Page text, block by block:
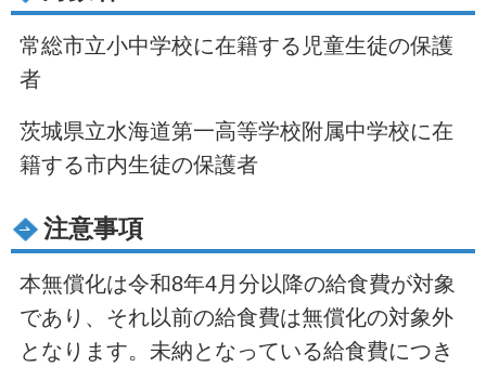
常総市立小中学校に在籍する児童生徒の保護
者
茨城県立水海道第一高等学校附属中学校に在
籍する市内生徒の保護者
注意事項
本無償化は令和8年4月分以降の給食費が対象
であり、それ以前の給食費は無償化の対象外
となります。未納となっている給食費につき